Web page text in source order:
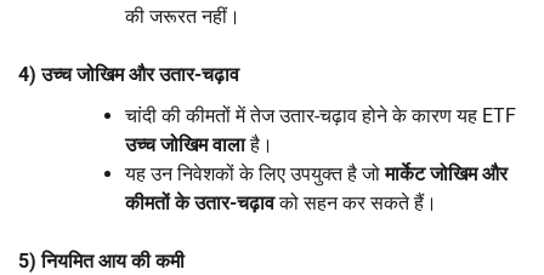
की जरूरत नहीं।
4) उच्च जोखिम और उतार-चढ़ाव
चांदी की कीमतों में तेज उतार-चढ़ाव होने के कारण यह ETF
उच्च जोखिम वालाहै।
यह उन निवेशकों के लिए उपयुक्त है जोमार्केट जोखिम और
कीमतों के उतार-चढ़ावको सहन कर सकते हैं।
5) नियमित आय की कमी